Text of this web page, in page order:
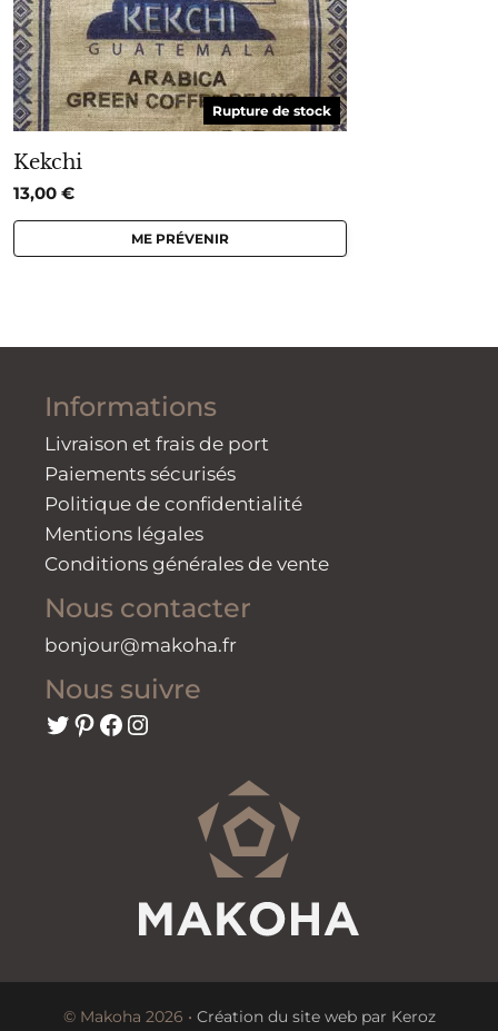
Rupture de stock
Kekchi
13,00 €
ME PRÉVENIR
Informations
Livraison et frais de port
Paiements sécurisés
Politique de confidentialité
Mentions légales
Conditions générales de vente
Nous contacter
bonjour@makoha.fr
Nous suivre
Twitter
Pinterest
Facebook
Instagram
© Makoha 2026 • Création du site web par Keroz